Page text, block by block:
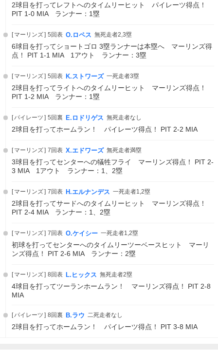
2球目を打ってレフトへのタイムリーヒット パイレーツ得点！
PIT 1-0 MIA ランナー：1塁
マーリンズ 5回表 O.ロペス 無死走者2,3塁
6球目を打ってショートゴロ 3塁ランナーは本塁へ マーリンズ得
点！ PIT 1-1 MIA 1アウト ランナー：3塁
マーリンズ 5回表 K.ストワーズ 一死走者3塁
2球目を打ってライトへのタイムリーヒット マーリンズ得点！
PIT 1-2 MIA ランナー：1塁
パイレーツ 5回裏 E.ロドリゲス 無死走者なし
2球目を打ってホームラン！ パイレーツ得点！ PIT 2-2 MIA
マーリンズ 7回表 X.エドワーズ 無死走者満塁
3球目を打ってセンターへの犠牲フライ マーリンズ得点！ PIT 2-
3 MIA 1アウト ランナー：1、2塁
マーリンズ 7回表 H.エルナンデス 一死走者1,2塁
2球目を打ってサードへのタイムリーヒット マーリンズ得点！
PIT 2-4 MIA ランナー：1、2塁
マーリンズ 7回表 O.ケイシー 一死走者1,2塁
初球を打ってセンターへのタイムリーツーベースヒット マーリ
ンズ得点！ PIT 2-6 MIA ランナー：2塁
マーリンズ 8回表 L.ヒックス 無死走者2塁
4球目を打ってツーランホームラン！ マーリンズ得点！ PIT 2-8
MIA
パイレーツ 8回裏 B.ラウ 二死走者なし
2球目を打ってホームラン！ パイレーツ得点！ PIT 3-8 MIA